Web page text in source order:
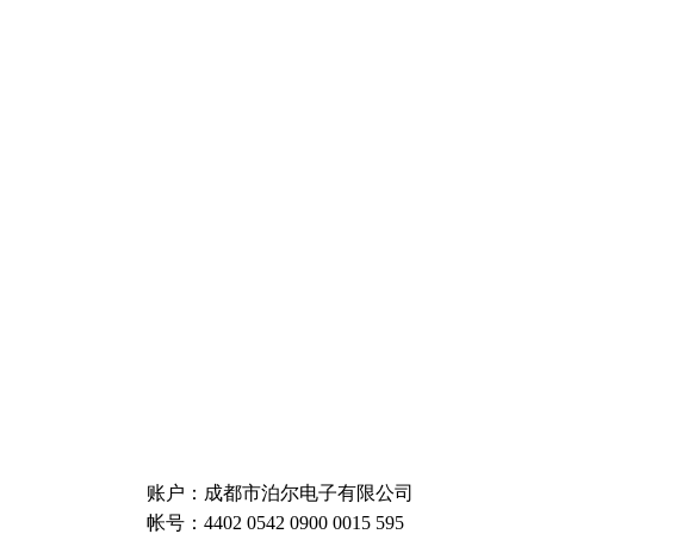
账户：成都市泊尔电子有限公司
帐号：4402 0542 0900 0015 595